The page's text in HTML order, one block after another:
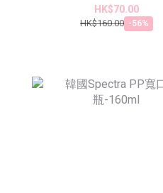
HK$70.00
HK$160.00 -56%